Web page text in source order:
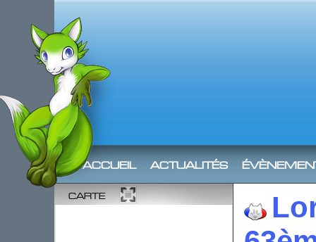
accueil actualités
carte